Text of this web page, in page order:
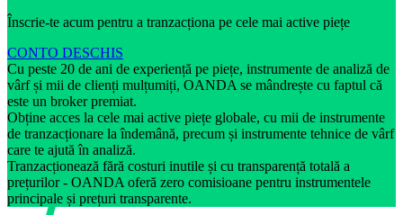
Înscrie-te acum pentru a tranzacționa pe cele mai active piețe
CONTO DESCHIS
Cu peste 20 de ani de experiență pe piețe, instrumente de analiză de
vârf și mii de clienți mulțumiți, OANDA se mândrește cu faptul că
este un broker premiat.
Obține acces la cele mai active piețe globale, cu mii de instrumente
de tranzacționare la îndemână, precum și instrumente tehnice de vârf
care te ajută în analiză.
Tranzacționează fără costuri inutile și cu transparență totală a
prețurilor - OANDA oferă zero comisioane pentru instrumentele
principale și prețuri transparente.